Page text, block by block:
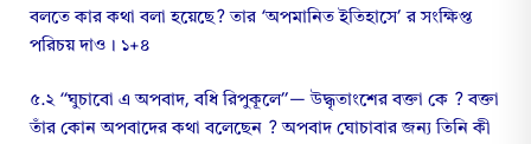
বলতে কার কথা বলা হয়েছে? তার ‘অপমানিত ইতিহাসে’ র সংক্ষিপ্ত
পরিচয় দাও। ১+৪
৫.২ “ঘুচাবো এ অপবাদ, বধি রিপুকূলে”— উদ্ধৃতাংশের বক্তা কে ? বক্তা
তাঁর কোন অপবাদের কথা বলেছেন ? অপবাদ ঘোচাবার জন্য তিনি কী